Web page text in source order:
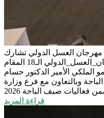
مهرجان العسل الدولي تشارك
أمانة الباحة بركن تعريفي في #مهرجان_العسل_الدولي الـ18 المقام
الأمير الدكتور حسام
وبالتعاون مع فرع وزارة
قراءة المزيد